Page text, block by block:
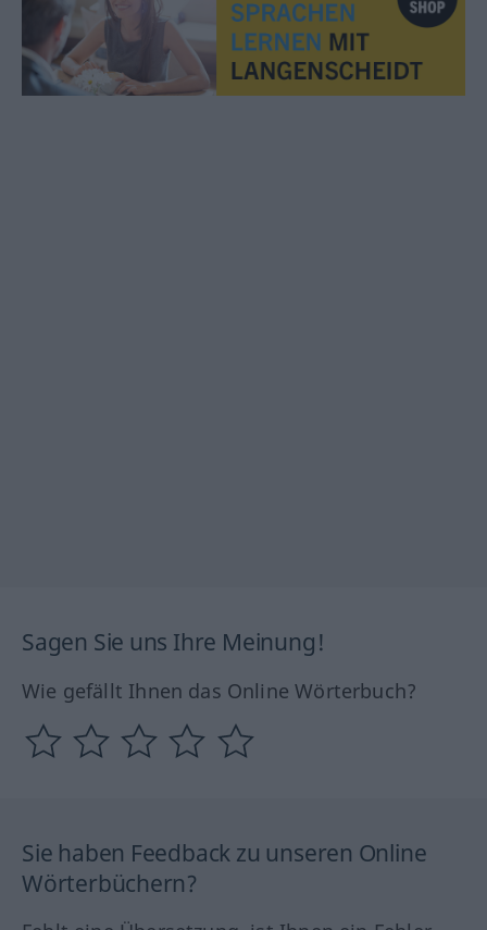
Sagen Sie uns Ihre Meinung!
Wie gefällt Ihnen das Online Wörterbuch?
Sie haben Feedback zu unseren Online
Wörterbüchern?